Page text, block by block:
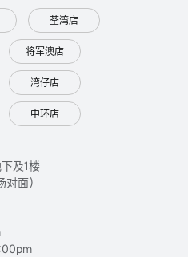
力。若两种文本有矛盾之处，则应以
荃湾店
将军澳店
湾仔店
中环店
及1楼
面）